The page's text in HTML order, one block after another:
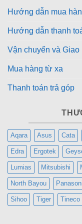
tiết và đặt hàng!
✅ Hàng chính
Bảo hành 36
Giao hàng
siêu tốc trong 1
💬 Đặt hàng
📞Hotline/Zalo:
💬Inbox trực
nhấttừ XLAP.VN!
Hướng dẫn mua
Hướng dẫn thanh
Vận chuyển và Giao
Mua hàng từ xa
Thanh toán trả góp
Aqara Asus Cata
Edra Ergotek
Lumias Mitsubishi
North Bayou
Sihoo Tiger Tineco